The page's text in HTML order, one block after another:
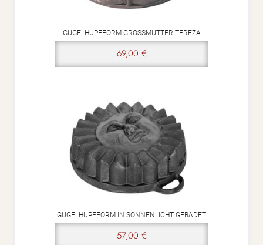
GUGELHUPFFORM GROSSMUTTER TEREZA
69,00 €
GUGELHUPFFORM IN SONNENLICHT GEBADET
57,00 €